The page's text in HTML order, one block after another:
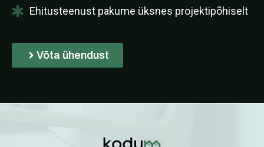
Ehitusteenust pakume üksnes projektipõhiselt
Võta ühendust